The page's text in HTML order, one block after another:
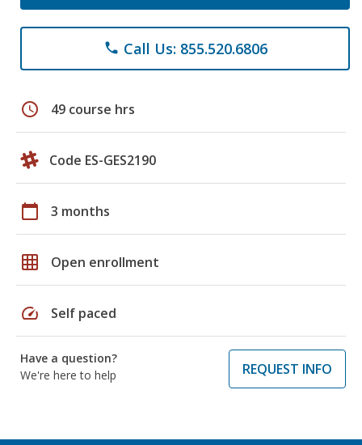
phone Call Us: 855.520.6806
schedule 49 course hrs
Code ES-GES2190
calendar_today 3 months
grid_on Open enrollment
speed Self paced
Have a question?
We're here to help
REQUEST INFO